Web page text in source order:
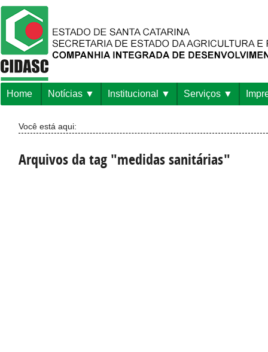
Home Notícias Institucional Serviços
Você está aqui:
Arquivos da tag "medidas sanitárias"